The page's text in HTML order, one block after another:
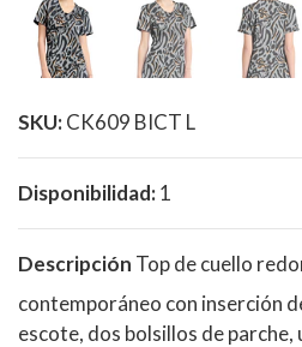
SKU:CK609 BICT L
Disponibilidad:1
Descripción Top de cuello
contemporáneo con inserción
escote, dos bolsillos de